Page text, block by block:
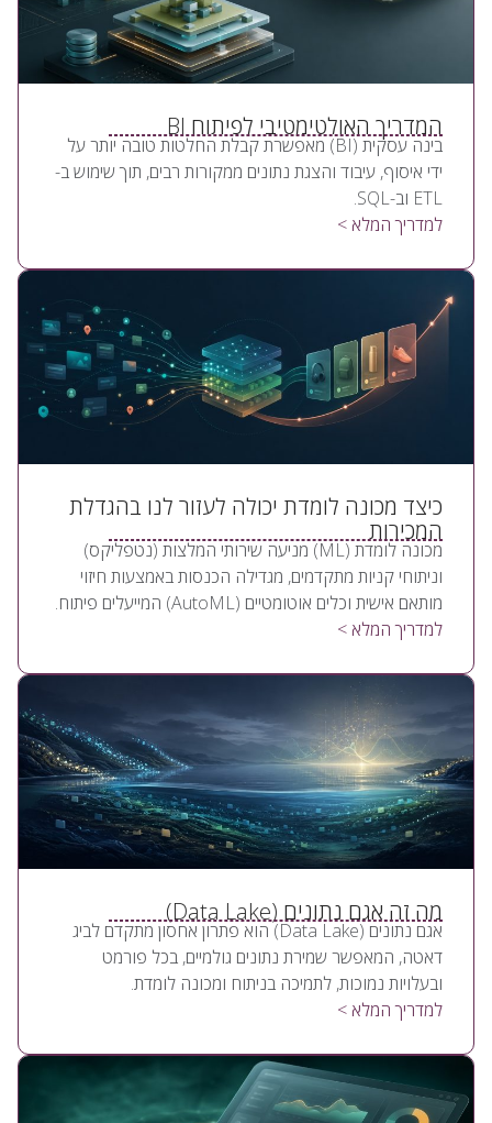
המדריך האולטימטיבי לפיתוח BI
בינה עסקית (BI) מאפשרת קבלת החלטות טובה יותר על
ידי איסוף, עיבוד והצגת נתונים ממקורות רבים, תוך שימוש ב-
ETL וב-SQL.
למדריך המלא >
כיצד מכונה לומדת יכולה לעזור לנו בהגדלת
המכירות
מכונה לומדת (ML) מניעה שירותי המלצות (נטפליקס)
וניתוחי קניות מתקדמים, מגדילה הכנסות באמצעות חיזוי
מותאם אישית וכלים אוטומטיים (AutoML) המייעלים פיתוח.
למדריך המלא >
מה זה אגם נתונים (Data Lake)
אגם נתונים (Data Lake) הוא פתרון אחסון מתקדם לביג
דאטה, המאפשר שמירת נתונים גולמיים, בכל פורמט
ובעלויות נמוכות, לתמיכה בניתוח ומכונה לומדת.
למדריך המלא >